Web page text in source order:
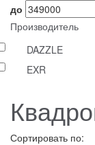
до
Производитель
DAZZLE
EXR
Сортировать по: